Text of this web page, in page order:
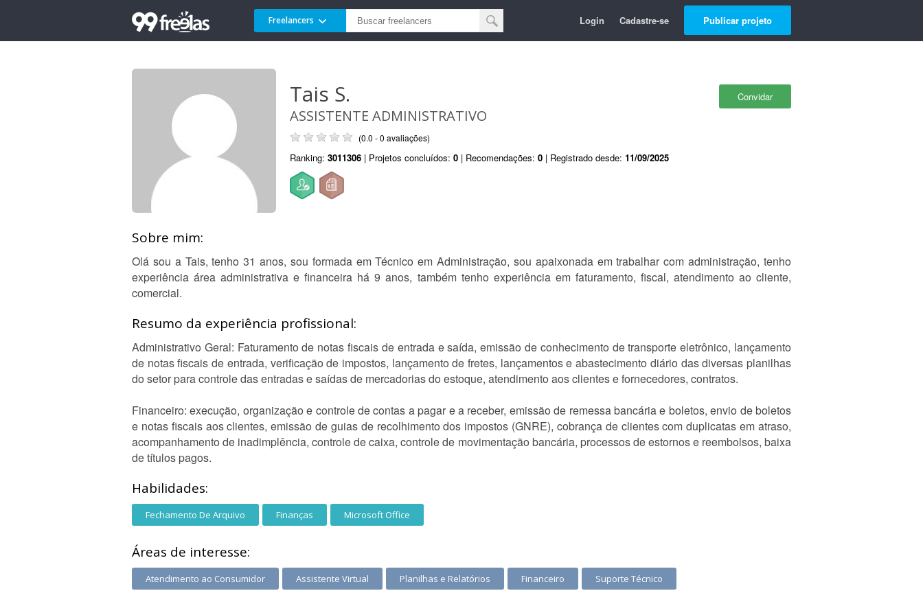
Freelancers Login Cadastre-se Publicar projeto
Convidar
Tais S.
ASSISTENTE ADMINISTRATIVO
(0.0 - 0 avaliações)
Ranking: 3011306 | Projetos concluídos: 0 | Recomendações: 0 | Registrado desde: 11/09/2025
Sobre mim:
Olá sou a Tais, tenho 31 anos, sou formada em Técnico em Administração, sou apaixonada em trabalhar com administração, tenho
experiência área administrativa e financeira há 9 anos, também tenho experiência em faturamento, fiscal, atendimento ao cliente,
comercial.
Resumo da experiência profissional:
Administrativo Geral: Faturamento de notas fiscais de entrada e saída, emissão de conhecimento de transporte eletrônico, lançamento
de notas fiscais de entrada, verificação de impostos, lançamento de fretes, lançamentos e abastecimento diário das diversas planilhas
do setor para controle das entradas e saídas de mercadorias do estoque, atendimento aos clientes e fornecedores, contratos.
Financeiro: execução, organização e controle de contas a pagar e a receber, emissão de remessa bancária e boletos, envio de boletos
e notas fiscais aos clientes, emissão de guias de recolhimento dos impostos (GNRE), cobrança de clientes com duplicatas em atraso,
acompanhamento de inadimplência, controle de caixa, controle de movimentação bancária, processos de estornos e reembolsos, baixa
de títulos pagos.
Habilidades:
Fechamento De Arquivo Finanças Microsoft Office
Áreas de interesse:
Atendimento ao Consumidor Assistente Virtual Planilhas e Relatórios Financeiro Suporte Técnico